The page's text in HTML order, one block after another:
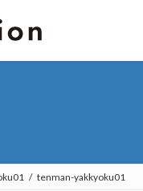
tenman-yakkyoku01